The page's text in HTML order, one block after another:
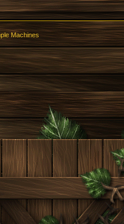
Machines